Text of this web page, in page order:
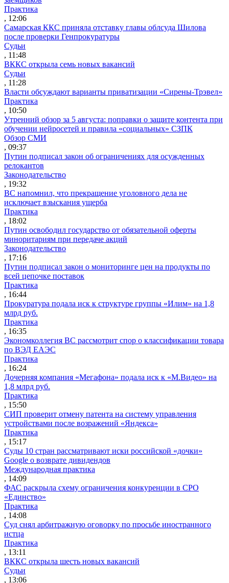
Практика
, 12:06
Самарская ККС приняла отставку главы облсуда Шилова
после проверки Генпрокуратуры
Судьи
, 11:48
ВККС открыла семь новых вакансий
Судьи
, 11:28
Власти обсуждают варианты приватизации «Сирены-Трэвел»
Практика
, 10:50
Утренний обзор за 5 августа: поправки о защите контента при
обучении нейросетей и правила «социальных» СЗПК
Обзор СМИ
, 09:37
Путин подписал закон об ограничениях для осужденных
релокантов
Законодательство
, 19:32
ВС напомнил, что прекращение уголовного дела не
исключает взыскания ущерба
Практика
, 18:02
Путин освободил государство от обязательной оферты
миноритариям при передаче акций
Законодательство
, 17:16
Путин подписал закон о мониторинге цен на продукты по
всей цепочке поставок
Практика
, 16:44
Прокуратура подала иск к структуре группы «Илим» на 1,8
млрд руб.
Практика
, 16:35
Экономколлегия ВС рассмотрит спор о классификации товара
по ВЭД ЕАЭС
Практика
, 16:24
Дочерняя компания «Мегафона» подала иск к «М.Видео» на
1,8 млрд руб.
Практика
, 15:50
СИП проверит отмену патента на систему управления
устройствами после возражений «Яндекса»
Практика
, 15:17
Суды 10 стран рассматривают иски российской «дочки»
Google о возврате дивидендов
Международная практика
, 14:09
ФАС раскрыла схему ограничения конкуренции в СРО
«Единство»
Практика
, 14:08
Суд снял арбитражную оговорку по просьбе иностранного
истца
Практика
, 13:11
ВККС открыла шесть новых вакансий
Судьи
, 13:06